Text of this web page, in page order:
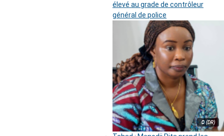
élevé au grade de contrôleur
général de police
© (DR)